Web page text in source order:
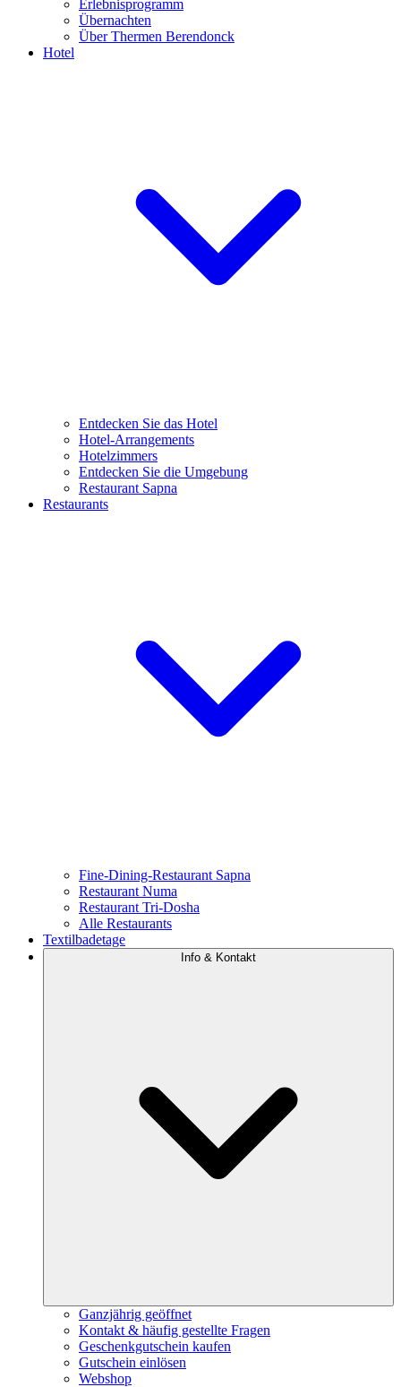
Erlebnisprogramm
Übernachten
Über Thermen Berendonck
Hotel
Entdecken Sie das Hotel
Hotel-Arrangements
Hotelzimmers
Entdecken Sie die Umgebung
Restaurant Sapna
Restaurants
Fine-Dining-Restaurant Sapna
Restaurant Numa
Restaurant Tri-Dosha
Alle Restaurants
Textilbadetage
Info & Kontakt
Ganzjährig geöffnet
Kontakt & häufig gestellte Fragen
Geschenkgutschein kaufen
Gutschein einlösen
Webshop